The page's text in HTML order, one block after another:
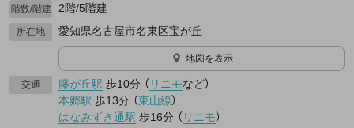
階数/階建 2階/5階建
所在地 愛知県名古屋市名東区宝が丘
地図を表示
交通 藤が丘駅 歩10分 （ リニモなど）
本郷駅 歩13分 （東山線）
はなみずき通駅 歩16分 （ リニモ）